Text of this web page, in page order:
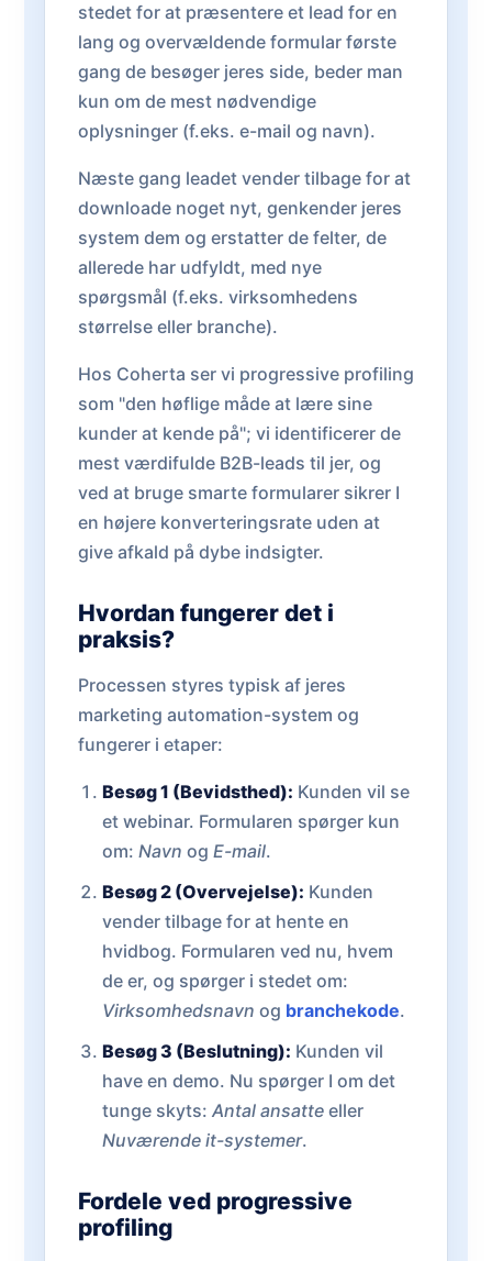
stedet for at præsentere et lead for en
lang og overvældende formular første
gang de besøger jeres side, beder man
kun om de mest nødvendige
oplysninger (f.eks. e-mail og navn).
Næste gang leadet vender tilbage for at
downloade noget nyt, genkender jeres
system dem og erstatter de felter, de
allerede har udfyldt, med nye
spørgsmål (f.eks. virksomhedens
størrelse eller branche).
Hos Coherta ser vi progressive profiling
som "den høflige måde at lære sine
kunder at kende på"; vi identificerer de
mest værdifulde B2B-leads til jer, og
ved at bruge smarte formularer sikrer I
en højere konverteringsrate uden at
give afkald på dybe indsigter.
Hvordan fungerer det i
praksis?
Processen styres typisk af jeres
marketing automation-system og
fungerer i etaper:
Besøg 1 (Bevidsthed): Kunden vil se
et webinar. Formularen spørger kun
om: Navn og E-mail.
Besøg 2 (Overvejelse): Kunden
vender tilbage for at hente en
hvidbog. Formularen ved nu, hvem
de er, og spørger i stedet om:
Virksomhedsnavn og branchekode.
Besøg 3 (Beslutning): Kunden vil
have en demo. Nu spørger I om det
tunge skyts: Antal ansatteeller
Nuværende it-systemer.
Fordele ved progressive
profiling